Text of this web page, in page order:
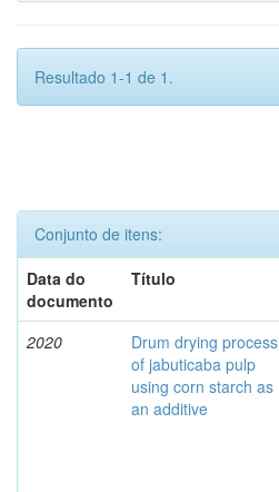
Resultado 1-1 de 1.
Conjunto de itens:
Data do
documento
Título
2020
Drum drying process
of jabuticaba pulp
using corn starch as
an additive